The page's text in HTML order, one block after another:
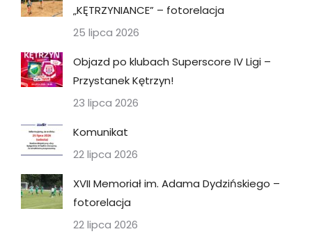
„KĘTRZYNIANCE” – fotorelacja
25 lipca 2026
Objazd po klubach Superscore IV Ligi –
Przystanek Kętrzyn!
23 lipca 2026
Komunikat
22 lipca 2026
XVII Memoriał im. Adama Dydzińskiego –
fotorelacja
22 lipca 2026